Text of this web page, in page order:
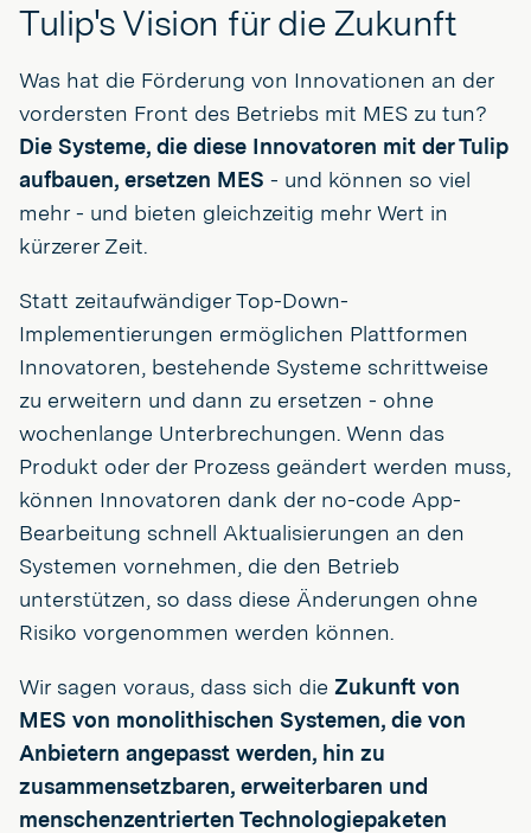
Tulip's Vision für die Zukunft
Was hat die Förderung von Innovationen an der
vordersten Front des Betriebs mit MES zu tun?
Die Systeme, die diese Innovatoren mit der Tulip
aufbauen, ersetzen MES - und können so viel
mehr - und bieten gleichzeitig mehr Wert in
kürzerer Zeit.
Statt zeitaufwändiger Top-Down-
Implementierungen ermöglichen Plattformen
Innovatoren, bestehende Systeme schrittweise
zu erweitern und dann zu ersetzen - ohne
wochenlange Unterbrechungen. Wenn das
Produkt oder der Prozess geändert werden muss,
können Innovatoren dank der no-code App-
Bearbeitung schnell Aktualisierungen an den
Systemen vornehmen, die den Betrieb
unterstützen, so dass diese Änderungen ohne
Risiko vorgenommen werden können.
Wir sagen voraus, dass sich die Zukunft von
MES von monolithischen Systemen, die von
Anbietern angepasst werden, hin zu
zusammensetzbaren, erweiterbaren und
menschenzentrierten Technologiepaketen